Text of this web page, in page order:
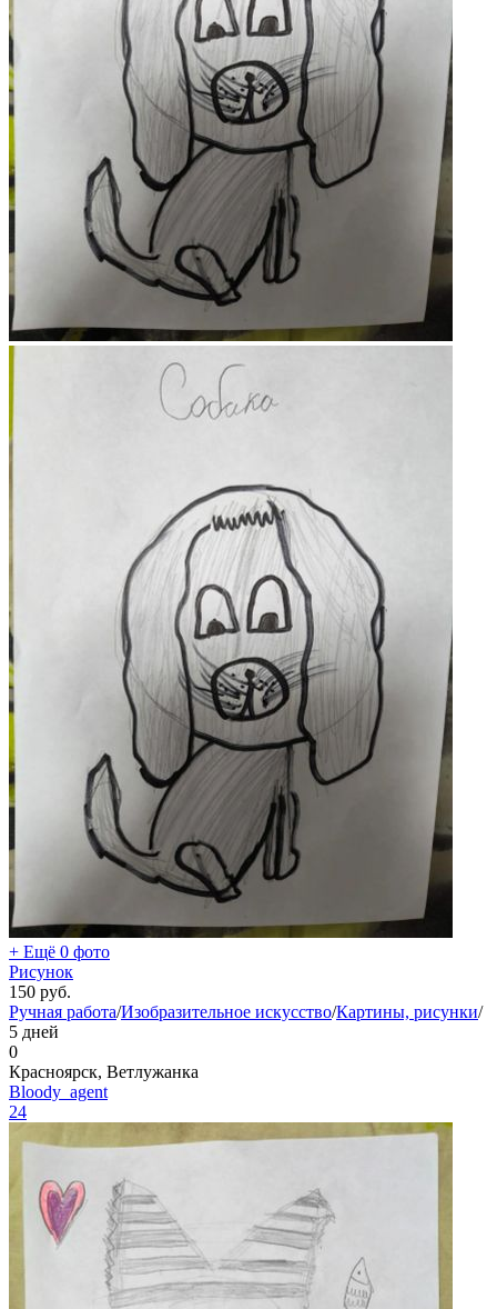
+ Ещё 0 фото
Рисунок
150 руб.
Ручная работа/Изобразительное искусство/Картины, рисунки/
5 дней
0
Красноярск, Ветлужанка
Bloody_agent
24